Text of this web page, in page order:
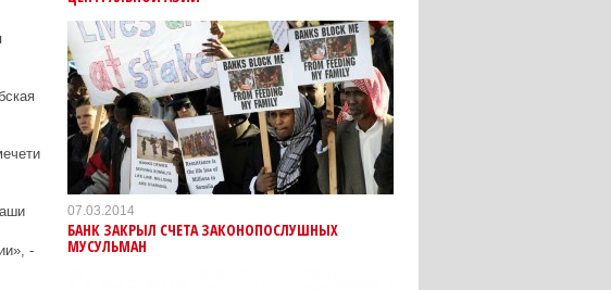
-
07.03.2014
БАНК ЗАКРЫЛ СЧЕТА ЗАКОНОПОСЛУШНЫХ
МУСУЛЬМАН